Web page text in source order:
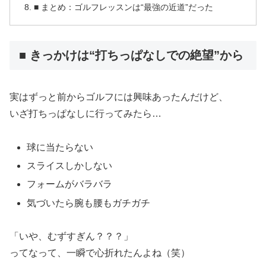
■ まとめ：ゴルフレッスンは“最強の近道”だった
■ きっかけは“打ちっぱなしでの絶望”から
実はずっと前からゴルフには興味あったんだけど、
いざ打ちっぱなしに行ってみたら…
球に当たらない
スライスしかしない
フォームがバラバラ
気づいたら腕も腰もガチガチ
「いや、むずすぎん？？？」
ってなって、一瞬で心折れたんよね（笑）